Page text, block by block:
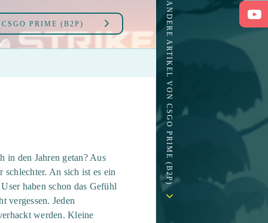
ANDERE ARTIKEL VON CSGO PRIME (B2P)
CSGO PRIME (B2P)
in den Jahren getan? Aus
An sich ist es ein
haben schon das Gefühl
vergessen. Jeden
werden. Kleine